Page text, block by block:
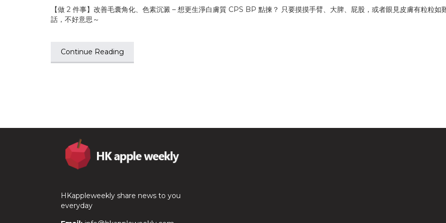
【做 2 件事】改善毛囊角化、色素沉澱 – 想更生淨白膚質 CPS BP 點揀？ 只要摸摸手臂、大脾、屁股，或者眼見皮膚有粒粒如
話，不好意思～
Continue Reading
HKappleweekly share news to you
everyday